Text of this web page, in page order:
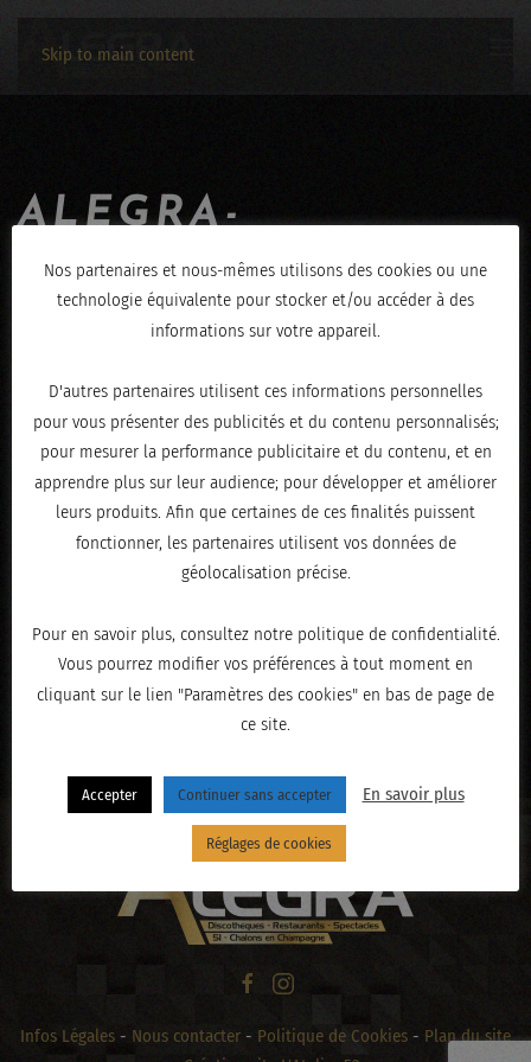
Skip to main content
ALEGRA-
JEROME_HENRY-
30062019-IMG_1951
Infos Légales - Nous contacter - Politique de Cookies - Plan du site
Nos partenaires et nous-mêmes utilisons des cookies ou une
technologie équivalente pour stocker et/ou accéder à des
informations sur votre appareil.
D'autres partenaires utilisent ces informations personnelles
pour vous présenter des publicités et du contenu personnalisés;
pour mesurer la performance publicitaire et du contenu, et en
apprendre plus sur leur audience; pour développer et améliorer
leurs produits. Afin que certaines de ces finalités puissent
fonctionner, les partenaires utilisent vos données de
géolocalisation précise.
Pour en savoir plus, consultez notre politique de confidentialité.
Vous pourrez modifier vos préférences à tout moment en
cliquant sur le lien "Paramètres des cookies" en bas de page de
ce site.
Accepter Continuer sans accepter En savoir plus
Réglages de cookies